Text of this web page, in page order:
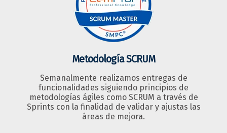
Metodología SCRUM
Semanalmente realizamos entregas de
funcionalidades siguiendo principios de
metodologías ágiles como SCRUM a través de
Sprints con la finalidad de validar y ajustas las
áreas de mejora.